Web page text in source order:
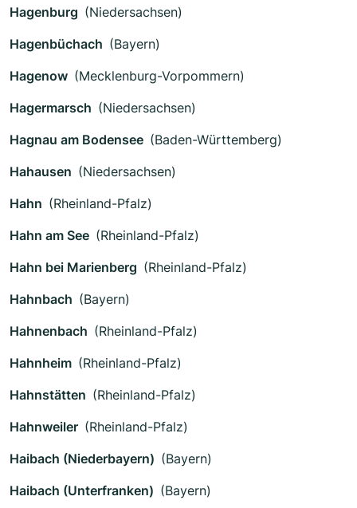
Hagenburg (Niedersachsen)
Hagenbüchach (Bayern)
Hagenow (Mecklenburg-Vorpommern)
Hagermarsch (Niedersachsen)
Hagnau am Bodensee (Baden-Württemberg)
Hahausen (Niedersachsen)
Hahn (Rheinland-Pfalz)
Hahn am See (Rheinland-Pfalz)
Hahn bei Marienberg (Rheinland-Pfalz)
Hahnbach (Bayern)
Hahnenbach (Rheinland-Pfalz)
Hahnheim (Rheinland-Pfalz)
Hahnstätten (Rheinland-Pfalz)
Hahnweiler (Rheinland-Pfalz)
Haibach (Niederbayern) (Bayern)
Haibach (Unterfranken) (Bayern)